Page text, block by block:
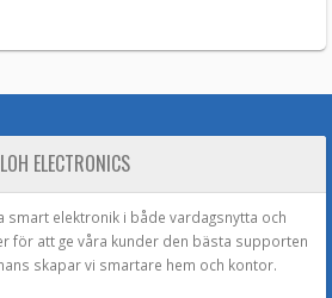
LOH ELECTRONICS
smart elektronik i både vardagsnytta och
för att ge våra kunder den bästa supporten
skapar vi smartare hem och kontor.